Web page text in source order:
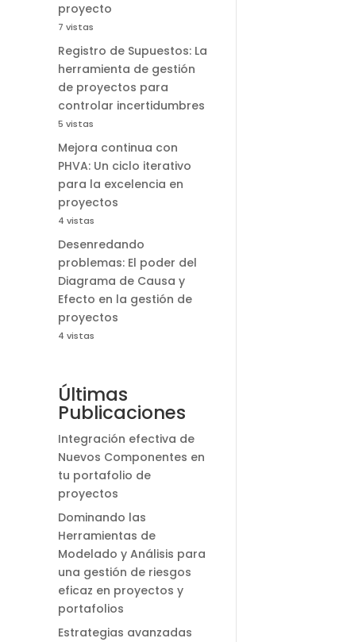
proyecto
7 vistas
Registro de Supuestos: La
herramienta de gestión
de proyectos para
controlar incertidumbres
5 vistas
Mejora continua con
PHVA: Un ciclo iterativo
para la excelencia en
proyectos
4 vistas
Desenredando
problemas: El poder del
Diagrama de Causa y
Efecto en la gestión de
proyectos
4 vistas
Últimas
Publicaciones
Integración efectiva de
Nuevos Componentes en
tu portafolio de
proyectos
Dominando las
Herramientas de
Modelado y Análisis para
una gestión de riesgos
eficaz en proyectos y
portafolios
Estrategias avanzadas